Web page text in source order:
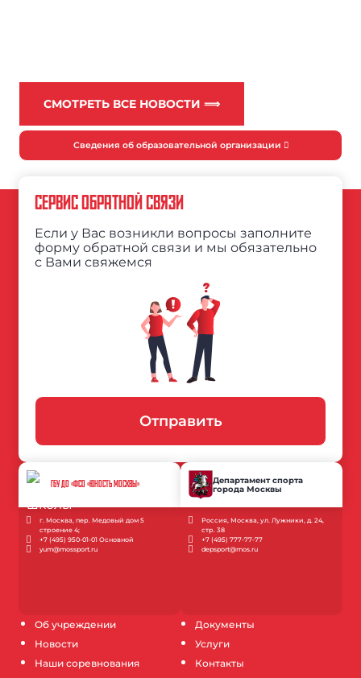
СМОТРЕТЬ ВСЕ НОВОСТИ ⟹
Сведения об образовательной организации
Об учреждении
Новости
Наши соревнования
Документы
Услуги
Контакты
СЕРВИС ОБРАТНОЙ СВЯЗИ
Если у Вас возникли вопросы заполните
форму обратной связи и мы обязательно
с Вами свяжемся
Отправить
ГБУ ДО «ФСО «ЮНОСТЬ МОСКВЫ»
г. Москва, пер. Медовый дом 5
строение 4;
+7 (495) 950-01-01 Основной
yum@mossport.ru
Департамент спорта
города Москвы
Россия, Москва, ул. Лужники, д. 24,
стр. 38
+7 (495) 777-77-77
depsport@mos.ru